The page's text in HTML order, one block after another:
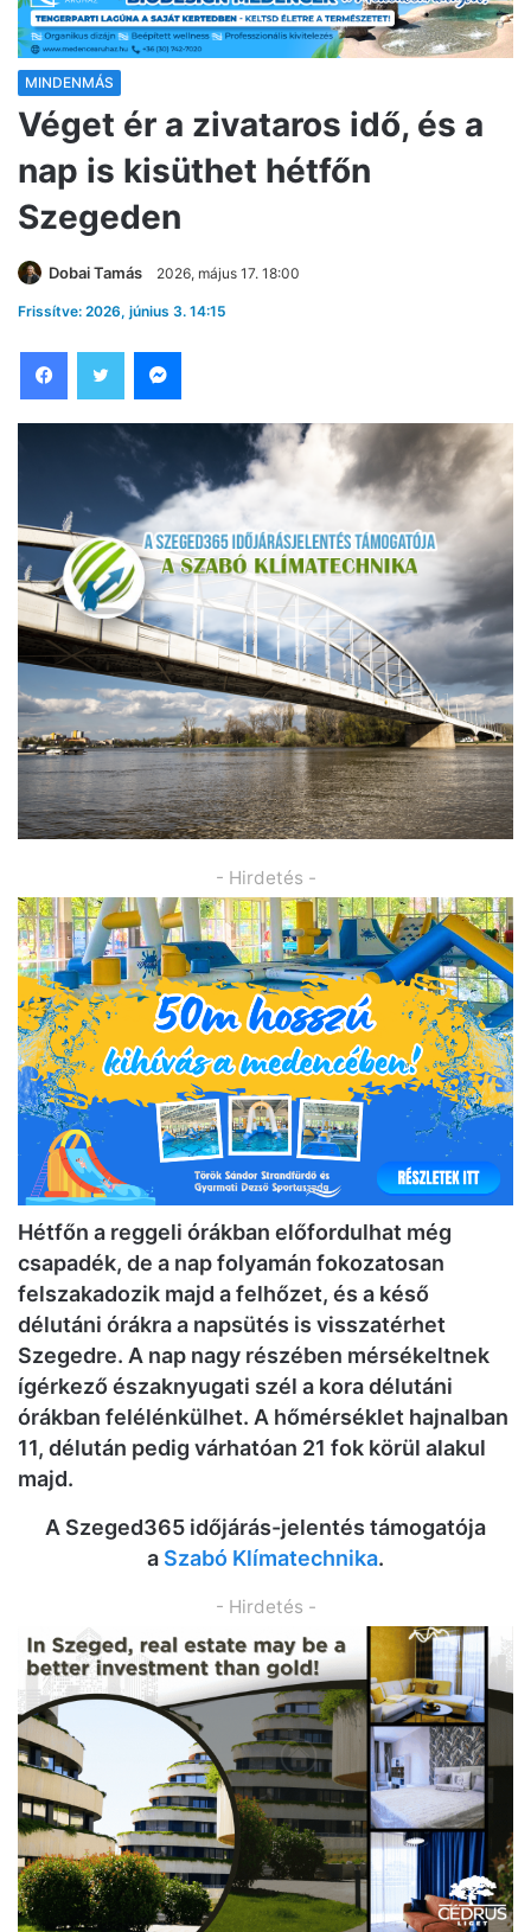
MINDENMÁS
Véget ér a zivataros idő, és a
nap is kisüthet hétfőn
Szegeden
Dobai Tamás 2026, május 17. 18:00
Frissítve: 2026, június 3. 14:15
- Hirdetés -
Hétfőn a reggeli órákban előfordulhat még
csapadék, de a nap folyamán fokozatosan
felszakadozik majd a felhőzet, és a késő
délutáni órákra a napsütés is visszatérhet
Szegedre. A nap nagy részében mérsékeltnek
ígérkező északnyugati szél a kora délutáni
órákban felélénkülhet. A hőmérséklet hajnalban
11, délután pedig várhatóan 21 fok körül alakul
majd.
A Szeged365 időjárás-jelentés támogatója
a Szabó Klímatechnika.
- Hirdetés -